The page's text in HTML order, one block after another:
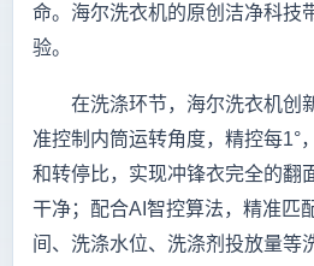
命。海尔洗衣机的原创洁净科技
验。
在洗涤环节，海尔洗衣机创
准控制内筒运转角度，精控每1°
和转停比，实现冲锋衣完全的翻
干净；配合AI智控算法，精准匹
间、洗涤水位、洗涤剂投放量等